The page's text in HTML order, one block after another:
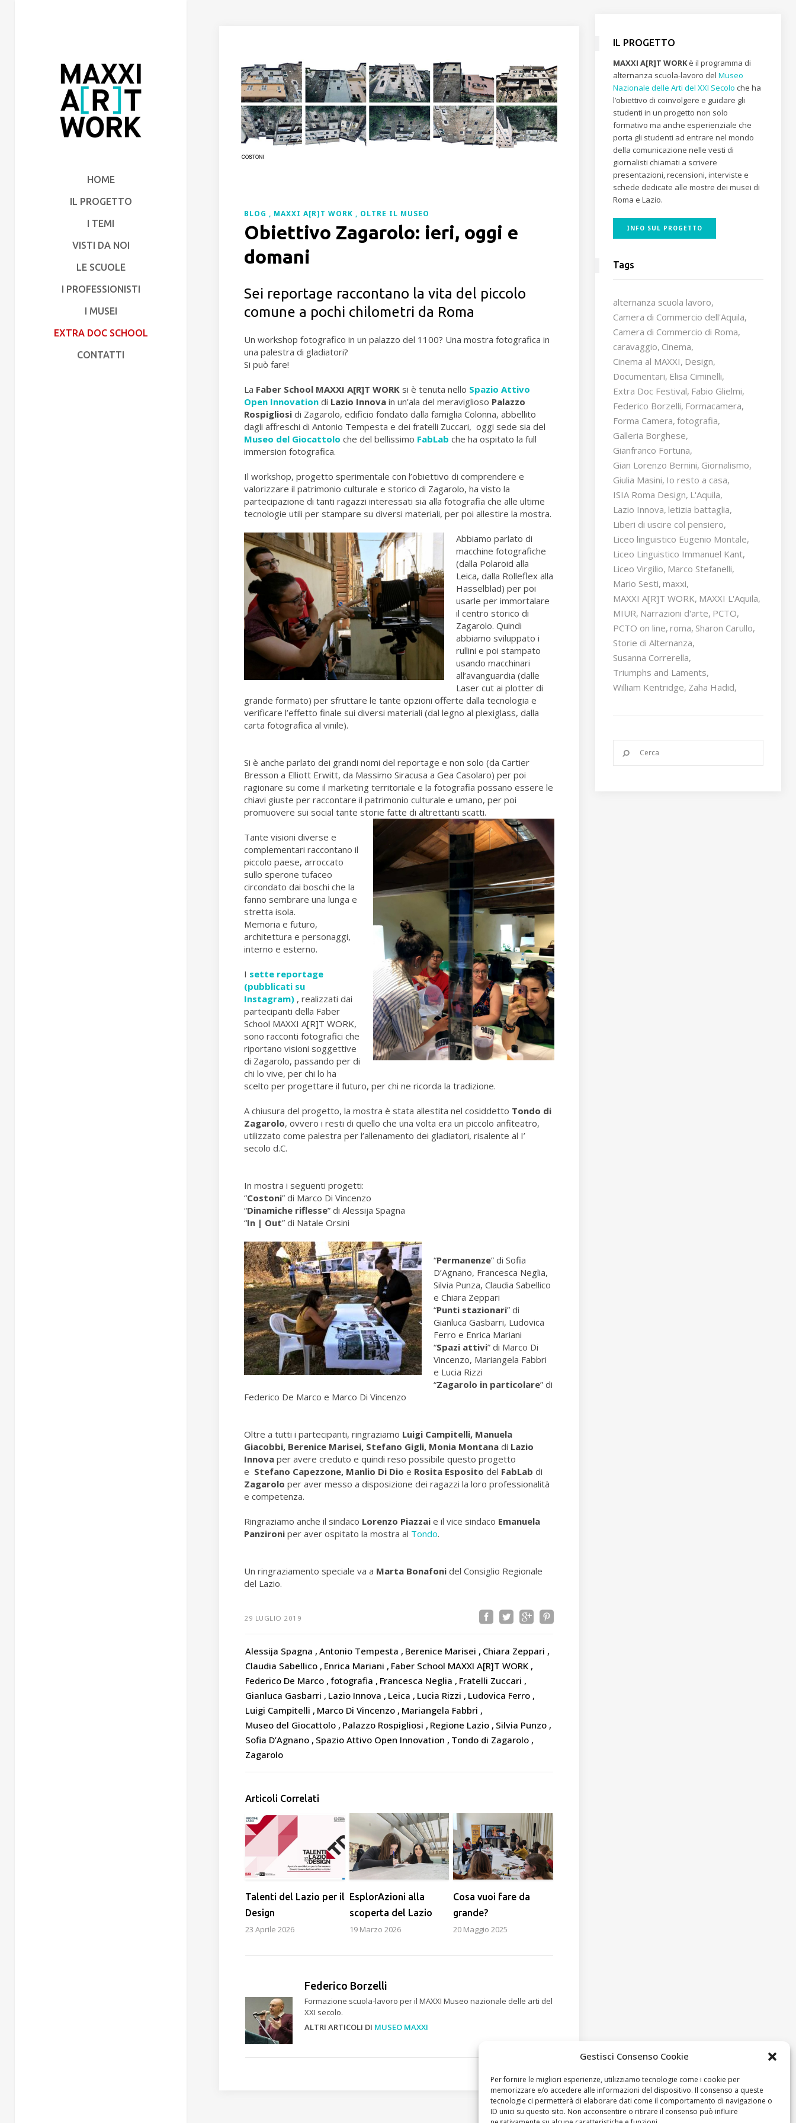
Gestisci Consenso Cookie
Per fornire le migliori esperienze, utilizziamo tecnologie come i cookie per
memorizzare e/o accedere alle informazioni del dispositivo. Il consenso a queste
tecnologie ci permetterà di elaborare dati come il comportamento di navigazione o
ID unici su questo sito. Non acconsentire o ritirare il consenso può influire
HOME
IL PROGETTO
I TEMI
VISTI DA NOI
LE SCUOLE
I PROFESSIONISTI
I MUSEI
EXTRA DOC SCHOOL
CONTATTI
BLOG MAXXI A[R]T WORK OLTRE IL MUSEO
Obiettivo Zagarolo: ieri, oggi e
domani
Sei reportage raccontano la vita del piccolo
comune a pochi chilometri da Roma
Un workshop fotografico in un palazzo del 1100? Una mostra fotografica in
una palestra di gladiatori?
Si può fare!
La Faber School MAXXI A[R]T WORK si è tenuta nello Spazio Attivo
Open Innovation di Lazio Innova in un’ala del meraviglioso Palazzo
Rospigliosi di Zagarolo, edificio fondato dalla famiglia Colonna, abbellito
dagli affreschi di Antonio Tempesta e dei fratelli Zuccari, oggi sede sia del
Museo del Giocattolo che del bellissimo FabLab che ha ospitato la full
immersion fotografica.
Il workshop, progetto sperimentale con l’obiettivo di comprendere e
valorizzare il patrimonio culturale e storico di Zagarolo, ha visto la
partecipazione di tanti ragazzi interessati sia alla fotografia che alle ultime
tecnologie utili per stampare su diversi materiali, per poi allestire la mostra.
Abbiamo parlato di
macchine fotografiche
(dalla Polaroid alla
Leica, dalla Rolleflex alla
Hasselblad) per poi
usarle per immortalare
il centro storico di
Zagarolo. Quindi
abbiamo sviluppato i
rullini e poi stampato
usando macchinari
all’avanguardia (dalle
Laser cut ai plotter di
grande formato) per sfruttare le tante opzioni offerte dalla tecnologia e
verificare l’effetto finale sui diversi materiali (dal legno al plexiglass, dalla
carta fotografica al vinile).
Si è anche parlato dei grandi nomi del reportage e non solo (da Cartier
Bresson a Elliott Erwitt, da Massimo Siracusa a Gea Casolaro) per poi
ragionare su come il marketing territoriale e la fotografia possano essere le
chiavi giuste per raccontare il patrimonio culturale e umano, per poi
promuovere sui social tante storie fatte di altrettanti scatti.
Tante visioni diverse e
complementari raccontano il
piccolo paese, arroccato
sullo sperone tufaceo
circondato dai boschi che la
fanno sembrare una lunga e
stretta isola.
Memoria e futuro,
architettura e personaggi,
interno e esterno.
I sette reportage
(pubblicati su
Instagram) , realizzati dai
partecipanti della Faber
School MAXXI A[R]T WORK,
sono racconti fotografici che
riportano visioni soggettive
di Zagarolo, passando per di
chi lo vive, per chi lo ha
scelto per progettare il futuro, per chi ne ricorda la tradizione.
A chiusura del progetto, la mostra è stata allestita nel cosiddetto Tondo di
Zagarolo, ovvero i resti di quello che una volta era un piccolo anfiteatro,
utilizzato come palestra per l’allenamento dei gladiatori, risalente al I’
secolo d.C.
In mostra i seguenti progetti:
“Costoni” di Marco Di Vincenzo
“Dinamiche riflesse” di Alessija Spagna
“In | Out” di Natale Orsini
“Permanenze” di Sofia
D’Agnano, Francesca Neglia,
Silvia Punza, Claudia Sabellico
e Chiara Zeppari
“Punti stazionari” di
Gianluca Gasbarri, Ludovica
Ferro e Enrica Mariani
“Spazi attivi” di Marco Di
Vincenzo, Mariangela Fabbri
e Lucia Rizzi
“Zagarolo in particolare” di
Federico De Marco e Marco Di Vincenzo
Oltre a tutti i partecipanti, ringraziamo Luigi Campitelli, Manuela
Giacobbi, Berenice Marisei, Stefano Gigli, Monia Montana di Lazio
Innova per avere creduto e quindi reso possibile questo progetto
e Stefano Capezzone, Manlio Di Dio e Rosita Esposito del FabLab di
Zagarolo per aver messo a disposizione dei ragazzi la loro professionalità
e competenza.
Ringraziamo anche il sindaco Lorenzo Piazzai e il vice sindaco Emanuela
Panzironi per aver ospitato la mostra al Tondo.
Un ringraziamento speciale va a Marta Bonafoni del Consiglio Regionale
del Lazio.
29 LUGLIO 2019
Alessija Spagna Antonio Tempesta Berenice Marisei
Chiara Zeppari
Claudia Sabellico Enrica Mariani
Faber School MAXXI A[R]T WORK
Federico De Marco fotografia Francesca Neglia
Fratelli Zuccari
Gianluca Gasbarri
Lazio Innova Leica Lucia Rizzi
Ludovica Ferro
Luigi Campitelli
Marco Di Vincenzo Mariangela Fabbri
Museo del Giocattolo Palazzo Rospigliosi Regione Lazio Silvia Punzo
Sofia D’Agnano Spazio Attivo Open Innovation
Tondo di Zagarolo
Zagarolo
Articoli Correlati
Talenti del Lazio per il
Design
23 Aprile 2026
EsplorAzioni alla
scoperta del Lazio
19 Marzo 2026
Cosa vuoi fare da
grande?
20 Maggio 2025
Federico Borzelli
Formazione scuola-lavoro per il MAXXI Museo nazionale delle arti del
XXI secolo.
ALTRI ARTICOLI DI MUSEO MAXXI
IL PROGETTO
MAXXI A[R]T WORKè il programma di
alternanza scuola-lavoro del Museo
Nazionale delle Arti del XXI Secolo che ha
l’obiettivo di coinvolgere e guidare gli
studenti in un progetto non solo
formativo ma anche esperienziale che
porta gli studenti ad entrare nel mondo
della comunicazione nelle vesti di
giornalisti chiamati a scrivere
presentazioni, recensioni, interviste e
schede dedicate alle mostre dei musei di
Roma e Lazio.
INFO SUL PROGETTO
Tags
alternanza scuola lavoro
Camera di Commercio dell'Aquila
Camera di Commercio di Roma
caravaggio Cinema
Cinema al MAXXI Design
Documentari Elisa Ciminelli
Extra Doc Festival Fabio Glielmi
Federico Borzelli Formacamera
Forma Camera fotografia
Galleria Borghese
Gianfranco Fortuna
Gian Lorenzo Bernini Giornalismo
Giulia Masini Io resto a casa
ISIA Roma Design L'Aquila
Lazio Innova letizia battaglia
Liberi di uscire col pensiero
Liceo linguistico Eugenio Montale
Liceo Linguistico Immanuel Kant
Liceo Virgilio Marco Stefanelli
Mario Sesti maxxi
MAXXI A[R]T WORK MAXXI L'Aquila
MIUR Narrazioni d'arte PCTO
PCTO on line roma Sharon Carullo
Storie di Alternanza
Susanna Correrella
Triumphs and Laments
William Kentridge Zaha Hadid